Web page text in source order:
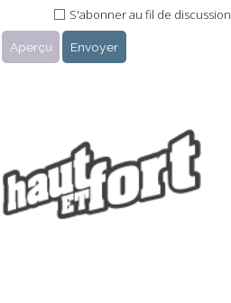
S'abonner au fil de discussion